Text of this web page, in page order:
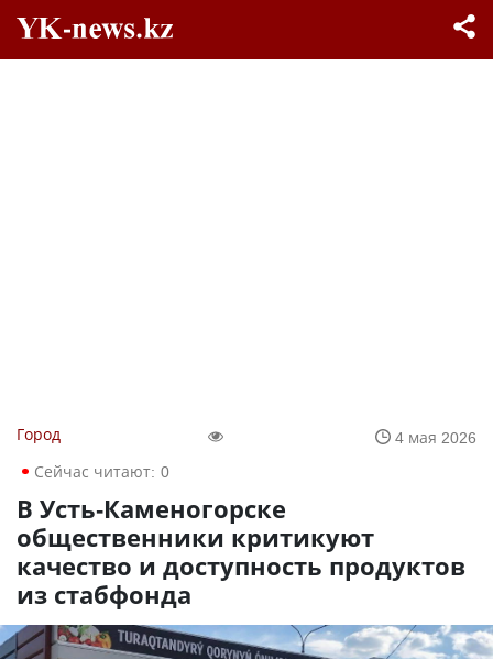
Город
4 мая 2026
Сейчас читают: 0
В Усть-Каменогорске
общественники критикуют
качество и доступность продуктов
из стабфонда